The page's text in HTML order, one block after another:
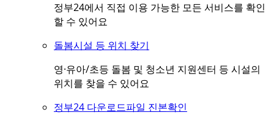
정부24에서 직접 이용 가능한 모든 서비스를 확인
할 수 있어요
돌봄시설 등 위치 찾기
영·유아/초등 돌봄 및 청소년 지원센터 등 시설의
위치를 찾을 수 있어요
정부24 다운로드파일 진본확인